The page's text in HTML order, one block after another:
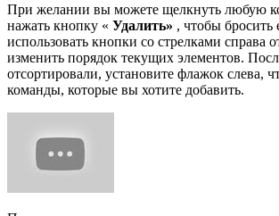
При желании вы можете щелкнуть любую
нажать кнопку « Удалить» , чтобы бросить
использовать кнопки со стрелками справа
изменить порядок текущих элементов.
отсортировали, установите флажок слева,
команды, которые вы хотите добавить.